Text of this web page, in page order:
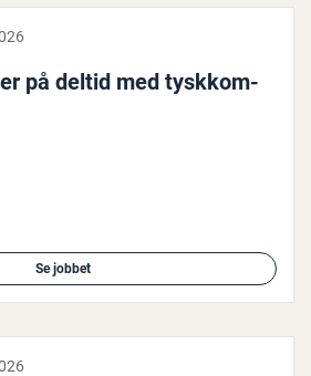
på deltid med tysk­kom­
Se jobbet